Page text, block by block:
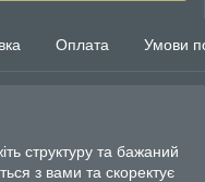
Оплата Умови
структуру та бажаний
з вами та скоректує